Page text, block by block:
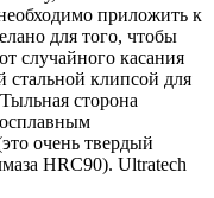
приложить к
для того, чтобы
случайного касания
клипсой для
сторона
очень твердый
HRC90). Ultratech